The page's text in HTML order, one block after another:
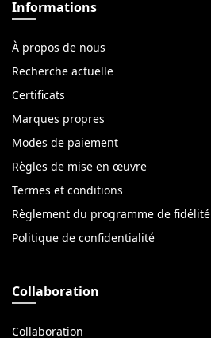
Informations
À propos de nous
Recherche actuelle
Certificats
Marques propres
Modes de paiement
Règles de mise en œuvre
Termes et conditions
Règlement du programme de fidélité
Politique de confidentialité
Collaboration
Collaboration